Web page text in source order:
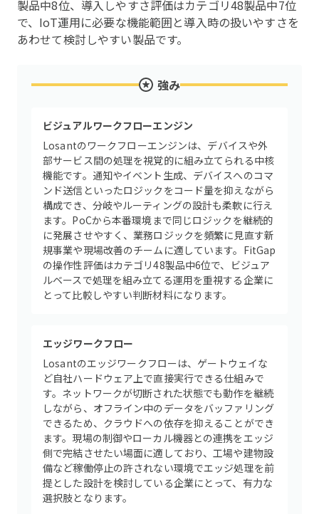
製品中8位、導入しやすさ評価はカテゴリ48製品中7位
で、IoT運用に必要な機能範囲と導入時の扱いやすさを
あわせて検討しやすい製品です。
強み
ビジュアルワークフローエンジン
Losantのワークフローエンジンは、デバイスや外
部サービス間の処理を視覚的に組み立てられる中核
機能です。通知やイベント生成、デバイスへのコマ
ンド送信といったロジックをコード量を抑えながら
構成でき、分岐やルーティングの設計も柔軟に行え
ます。PoCから本番環境まで同じロジックを継続的
に発展させやすく、業務ロジックを頻繁に見直す新
規事業や現場改善のチームに適しています。FitGap
の操作性評価はカテゴリ48製品中6位で、ビジュア
ルベースで処理を組み立てる運用を重視する企業に
とって比較しやすい判断材料になります。
エッジワークフロー
Losantのエッジワークフローは、ゲートウェイな
ど自社ハードウェア上で直接実行できる仕組みで
す。ネットワークが切断された状態でも動作を継続
しながら、オフライン中のデータをバッファリング
できるため、クラウドへの依存を抑えることができ
ます。現場の制御やローカル機器との連携をエッジ
側で完結させたい場面に適しており、工場や建物設
備など稼働停止の許されない環境でエッジ処理を前
提とした設計を検討している企業にとって、有力な
選択肢となります。